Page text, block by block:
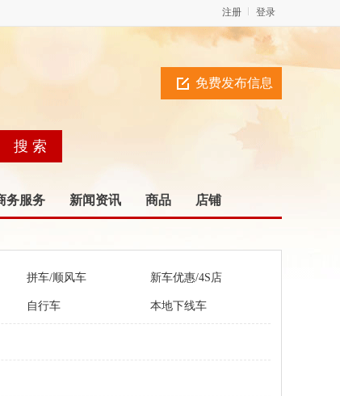
登录
注册
免费发布信息
务服务 新闻资讯 商品 店铺
拼车/顺风车 新车优惠/4S店
自行车 本地下线车